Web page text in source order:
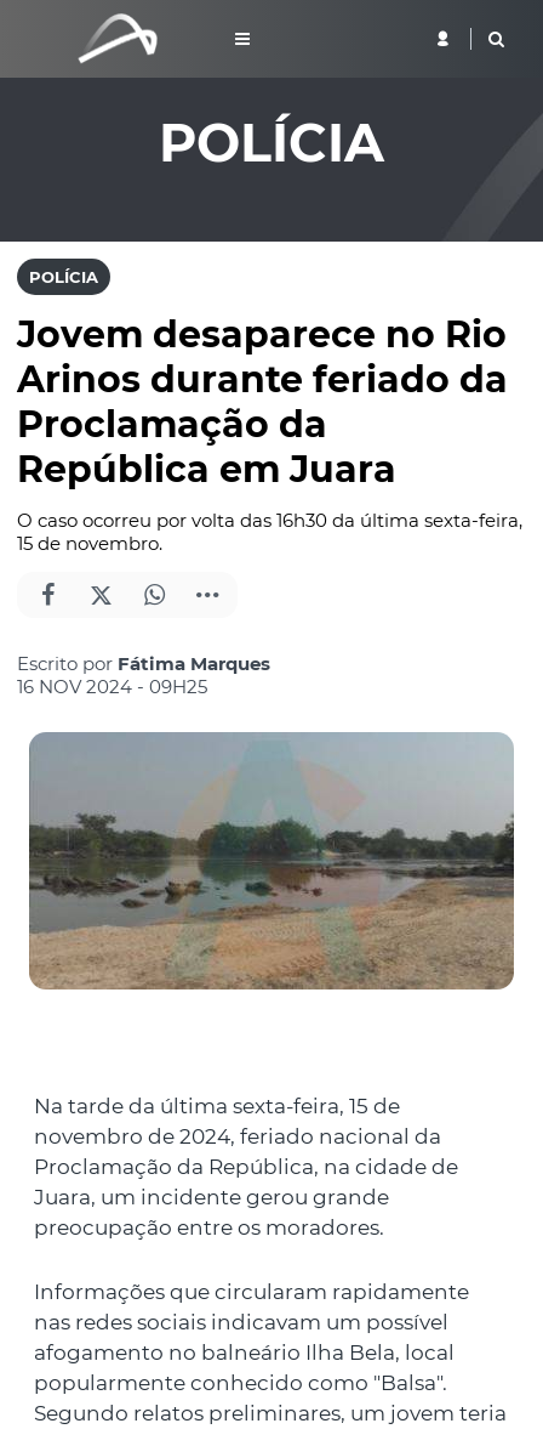
POLÍCIA
POLÍCIA
Jovem desaparece no Rio
Arinos durante feriado da
Proclamação da
República em Juara
O caso ocorreu por volta das 16h30 da última sexta-feira,
15 de novembro.
Escrito por Fátima Marques
16 NOV 2024 - 09H25
Na tarde da última sexta-feira, 15 de
novembro de 2024, feriado nacional da
Proclamação da República, na cidade de
Juara, um incidente gerou grande
preocupação entre os moradores.
Informações que circularam rapidamente
nas redes sociais indicavam um possível
afogamento no balneário Ilha Bela, local
popularmente conhecido como "Balsa".
Segundo relatos preliminares, um jovem teria